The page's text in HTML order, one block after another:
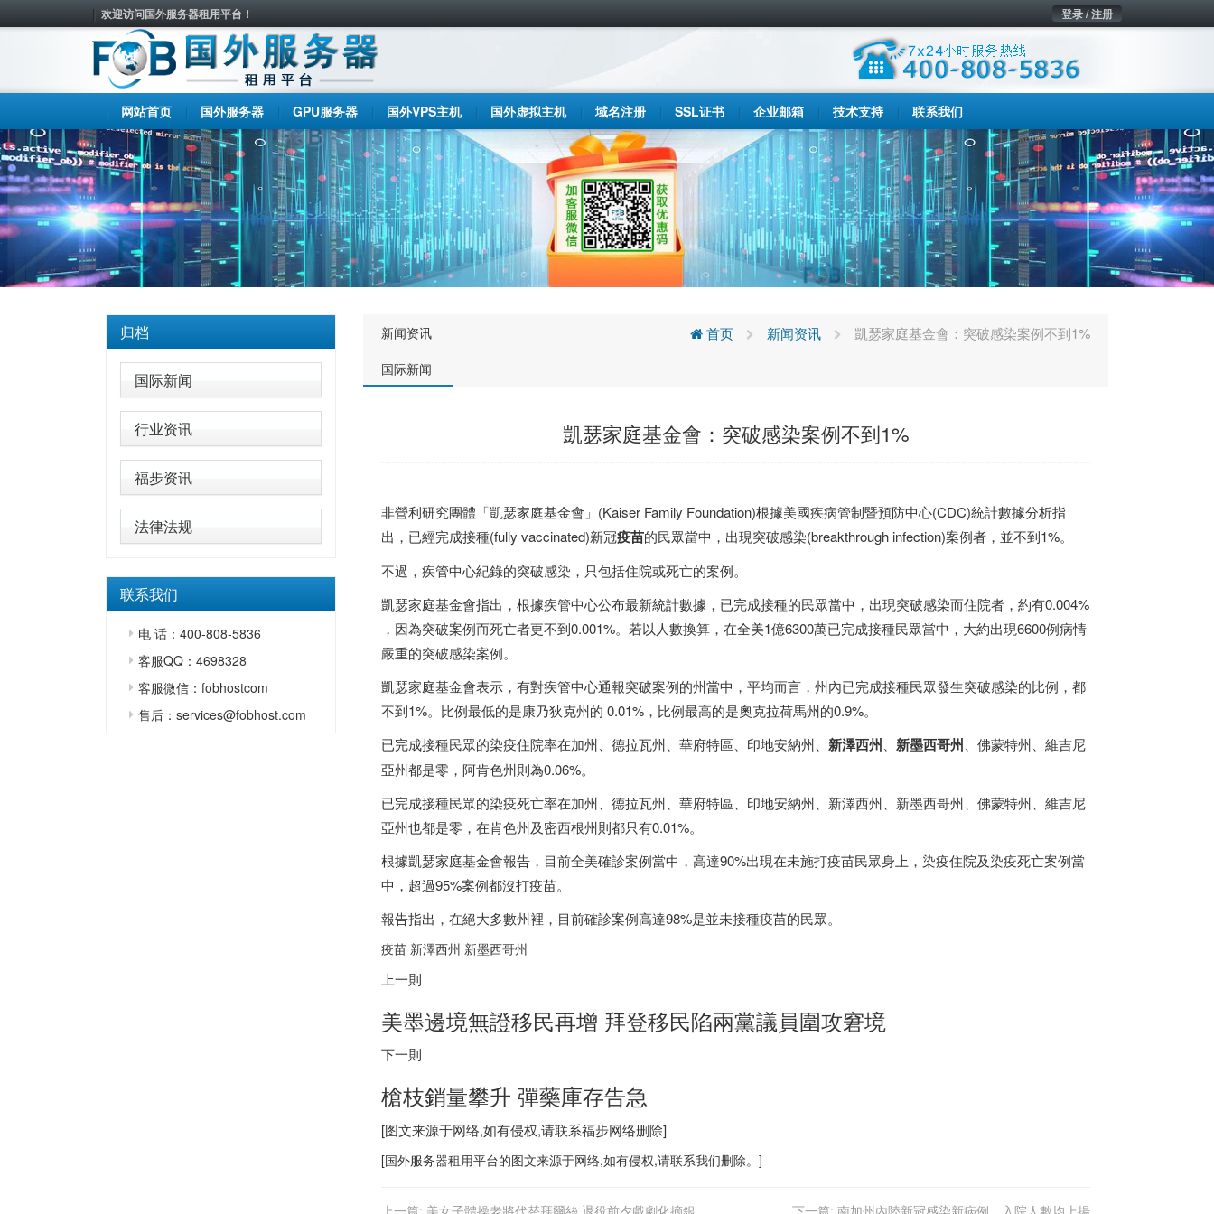
欢迎访问国外服务器租用平台！ 登录 / 注册
网站首页 国外服务器 GPU服务器 国外VPS主机 国外虚拟主机 域名注册 SSL证书 企业邮箱 技术支持 联系我们
归档
国际新闻
行业资讯
福步资讯
法律法规
联系我们
电 话：400-808-5836
客服QQ：4698328
客服微信：fobhostcom
售后：services@fobhost.com
新闻资讯
国际新闻
首页 新闻资讯 凱瑟家庭基金會：突破感染案例不到1%
凱瑟家庭基金會：突破感染案例不到1%
非營利研究團體「凱瑟家庭基金會」(Kaiser Family Foundation)根據美國疾病管制暨預防中心(CDC)統計數據分析指
出，已經完成接種(fully vaccinated)新冠疫苗的民眾當中，出現突破感染(breakthrough infection)案例者，並不到1%。
不過，疾管中心紀錄的突破感染，只包括住院或死亡的案例。
凱瑟家庭基金會指出，根據疾管中心公布最新統計數據，已完成接種的民眾當中，出現突破感染而住院者，約有0.004%
，因為突破案例而死亡者更不到0.001%。若以人數換算，在全美1億6300萬已完成接種民眾當中，大約出現6600例病情
嚴重的突破感染案例。
凱瑟家庭基金會表示，有對疾管中心通報突破案例的州當中，平均而言，州內已完成接種民眾發生突破感染的比例，都
不到1%。比例最低的是康乃狄克州的 0.01%，比例最高的是奧克拉荷馬州的0.9%。
已完成接種民眾的染疫住院率在加州、德拉瓦州、華府特區、印地安納州、 新澤西州 新墨西哥州 、佛蒙特州、維吉尼
亞州都是零，阿肯色州則為0.06%。
已完成接種民眾的染疫死亡率在加州、德拉瓦州、華府特區、印地安納州、新澤西州、新墨西哥州、佛蒙特州、維吉尼
亞州也都是零，在肯色州及密西根州則都只有0.01%。
根據凱瑟家庭基金會報告，目前全美確診案例當中，高達90%出現在未施打疫苗民眾身上，染疫住院及染疫死亡案例當
中，超過95%案例都沒打疫苗。
報告指出，在絕大多數州裡，目前確診案例高達98%是並未接種疫苗的民眾。
疫苗 新澤西州 新墨西哥州
上一則
美墨邊境無證移民再增 拜登移民陷兩黨議員圍攻窘境
下一則
槍枝銷量攀升 彈藥庫存告急
[图文来源于网络,如有侵权,请联系福步网络删除]
[国外服务器租用平台的图文来源于网络,如有侵权,请联系我们删除。]
上一篇: 美女子體操老將代替拜爾絲 退役前夕戲劇化摘銀 下一篇: 南加州內陸新冠感染新病例、入院人數均上揚